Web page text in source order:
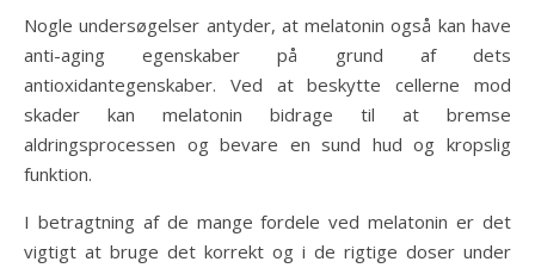
Nogle undersøgelser antyder, at melatonin også kan have
anti-aging egenskaber på grund af dets
antioxidantegenskaber. Ved at beskytte cellerne mod
skader kan melatonin bidrage til at bremse
aldringsprocessen og bevare en sund hud og kropslig
funktion.
I betragtning af de mange fordele ved melatonin er det
vigtigt at bruge det korrekt og i de rigtige doser under